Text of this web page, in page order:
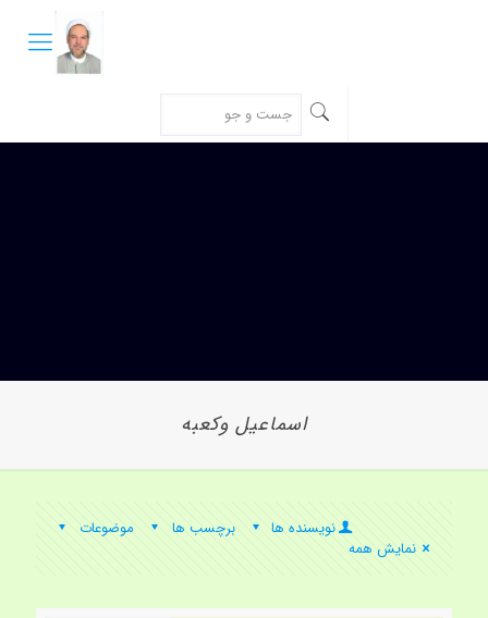
اسماعيل وکعبه
موضوعات برچسب ها
نویسنده ها
نمایش همه